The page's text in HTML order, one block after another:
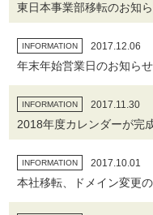
東日本事業部移転のお知
INFORMATION 2017.12.06
年末年始営業日のお知ら
INFORMATION 2017.11.30
2018年度カレンダーが完
INFORMATION 2017.10.01
本社移転、ドメイン変更